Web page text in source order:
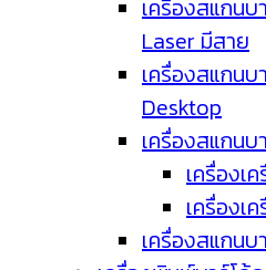
เครื่องสแกนบ
Laser มีสาย
เครื่องสแกนบ
Desktop
เครื่องสแกนบ
เครื่องเ
เครื่องเ
เครื่องสแกนบ